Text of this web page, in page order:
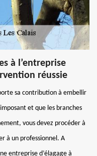
à l’entreprise
réussie
sa contribution à embellir
et que les branches
vous devez procéder à
à un professionnel. A
entreprise d’élagage à